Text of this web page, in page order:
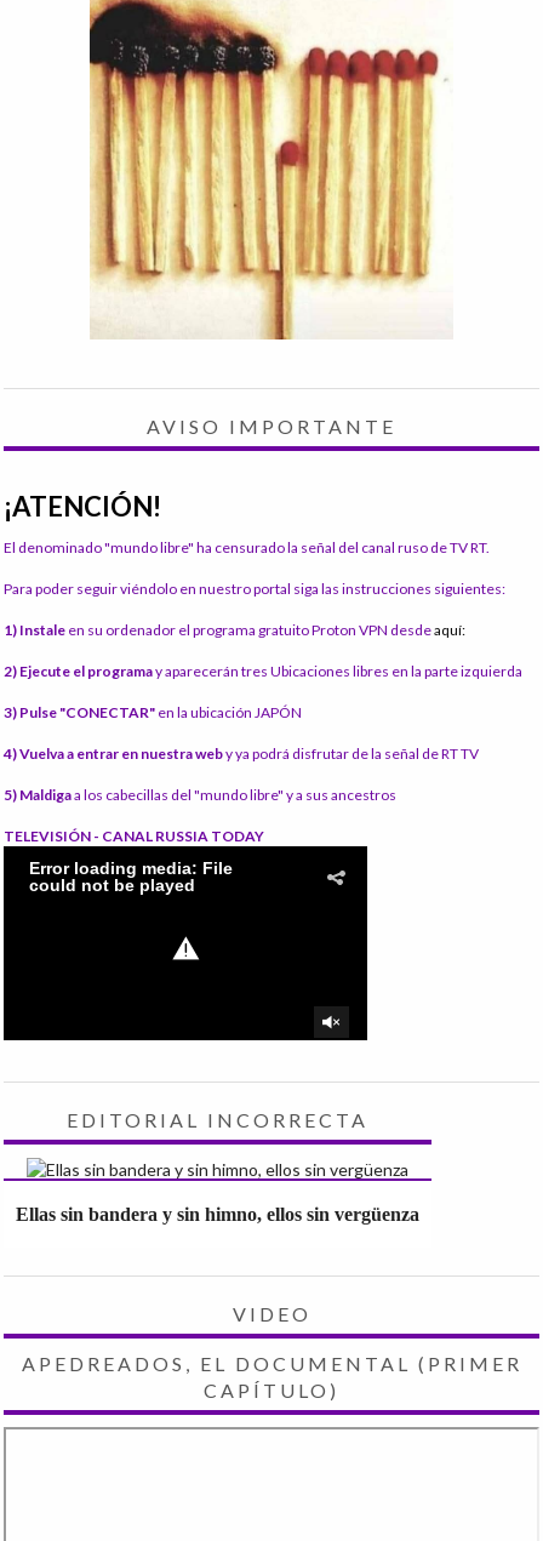
AVISO IMPORTANTE
¡ATENCIÓN!
El denominado "mundo libre" ha censurado la señal del canal ruso de TV RT.
Para poder seguir viéndolo en nuestro portal siga las instrucciones siguientes:
1) Instale en su ordenador el programa gratuito Proton VPN desdeaquí:
2) Ejecute el programay aparecerán tres Ubicaciones libres en la parte izquierda
3) Pulse "CONECTAR" en la ubicación JAPÓN
4) Vuelva a entrar en nuestra weby ya podrá disfrutar de la señal de RT TV
5) Maldigaa los cabecillas del "mundo libre" y a sus ancestros
TELEVISIÓN - CANAL RUSSIA TODAY
EDITORIAL INCORRECTA
Ellas sin bandera y sin himno, ellos sin vergüenza
VIDEO
APEDREADOS, EL DOCUMENTAL (PRIMER
CAPÍTULO)